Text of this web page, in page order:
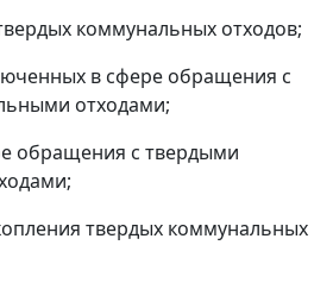
коммунальных отходов;
в сфере обращения с
отходами;
обращения с твердыми
твердых коммунальных